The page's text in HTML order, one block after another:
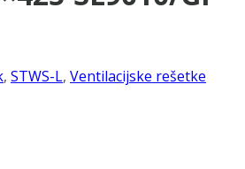
, STWS-L, Ventilacijske rešetke